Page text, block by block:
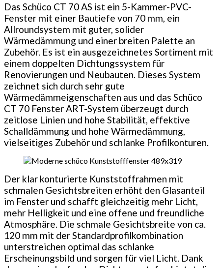
Das Schüco CT 70 AS ist ein 5-Kammer-PVC-
Fenster mit einer Bautiefe von 70 mm, ein
Allroundsystem mit guter, solider
Wärmedämmung und einer breiten Palette an
Zubehör. Es ist ein ausgezeichnetes Sortiment mit
einem doppelten Dichtungssystem für
Renovierungen und Neubauten. Dieses System
zeichnet sich durch sehr gute
Wärmedämmeigenschaften aus und das Schüco
CT 70 Fenster ART-System überzeugt durch
zeitlose Linien und hohe Stabilität, effektive
Schalldämmung und hohe Wärmedämmung,
vielseitiges Zubehör und schlanke Profilkonturen.
Der klar konturierte Kunststoffrahmen mit
schmalen Gesichtsbreiten erhöht den Glasanteil
im Fenster und schafft gleichzeitig mehr Licht,
mehr Helligkeit und eine offene und freundliche
Atmosphäre. Die schmale Gesichtsbreite von ca.
120 mm mit der Standardprofilkombination
unterstreichen optimal das schlanke
Erscheinungsbild und sorgen für viel Licht. Dank